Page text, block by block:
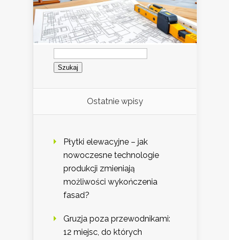
Szukaj:
Ostatnie wpisy
Płytki elewacyjne – jak
nowoczesne technologie
produkcji zmieniają
możliwości wykończenia
fasad?
Gruzja poza przewodnikami:
12 miejsc, do których